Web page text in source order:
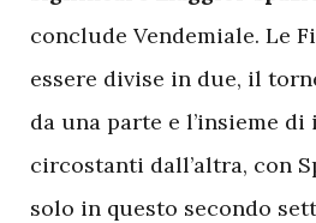
conclude Vendemiale. Le
essere divise in due, il
da una parte e l’insieme
circostanti dall’altra, con
solo in questo secondo